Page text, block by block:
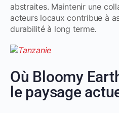
abstraites. Maintenir une
acteurs locaux contribue à
durabilité à long terme.
Où Bloomy
le paysage